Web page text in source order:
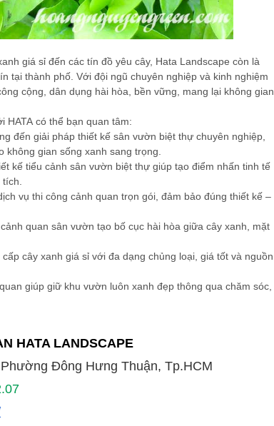
giá sỉ đến các tín đồ yêu cây, Hata Landscape còn là
tại thành phố . Với đội ngũ chuyên nghiệp và kinh nghiệm
cộng, dân dụng hài hòa, bền vững, mang lại không gian
HATA có thể bạn quan tâm:
đến giải pháp thiết kế sân vườn biệt thự chuyên nghiệp,
gian sống xanh sang trọng.
kế tiểu cảnh sân vườn biệt thự giúp tạo điểm nhấn tinh tế
vụ thi công cảnh quan trọn gói, đảm bảo đúng thiết kế –
quan sân vườn tạo bố cục hài hòa giữa cây xanh, mặt
cấp cây xanh giá sỉ với đa dạng chủng loại, giá tốt và nguồn
giúp giữ khu vườn luôn xanh đẹp thông qua chăm sóc,
HATA LANDSCAPE
Đông Hưng Thuận, Tp.HCM